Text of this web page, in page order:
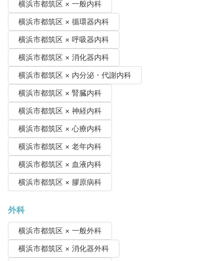
横浜市都筑区 × 一般内科
横浜市都筑区 × 循環器内科
横浜市都筑区 × 呼吸器内科
横浜市都筑区 × 消化器内科
横浜市都筑区 × 内分泌・代謝内科
横浜市都筑区 × 腎臓内科
横浜市都筑区 × 神経内科
横浜市都筑区 × 心療内科
横浜市都筑区 × 老年内科
横浜市都筑区 × 血液内科
横浜市都筑区 × 膠原病科
外科
横浜市都筑区 × 一般外科
横浜市都筑区 × 消化器外科